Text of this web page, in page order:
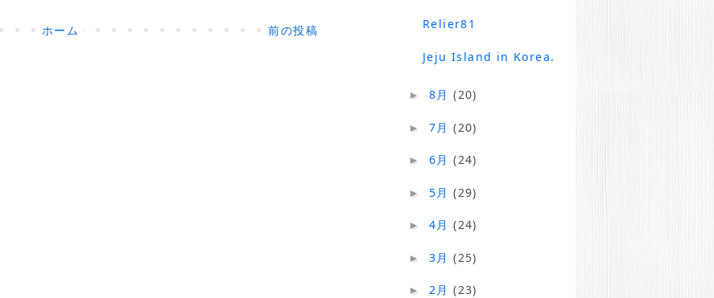
前の投稿
ホーム
Relier81
Jeju Island in Korea.
► 8月(20)
► 7月(20)
► 6月(24)
► 5月(29)
► 4月(24)
► 3月(25)
► 2月(23)